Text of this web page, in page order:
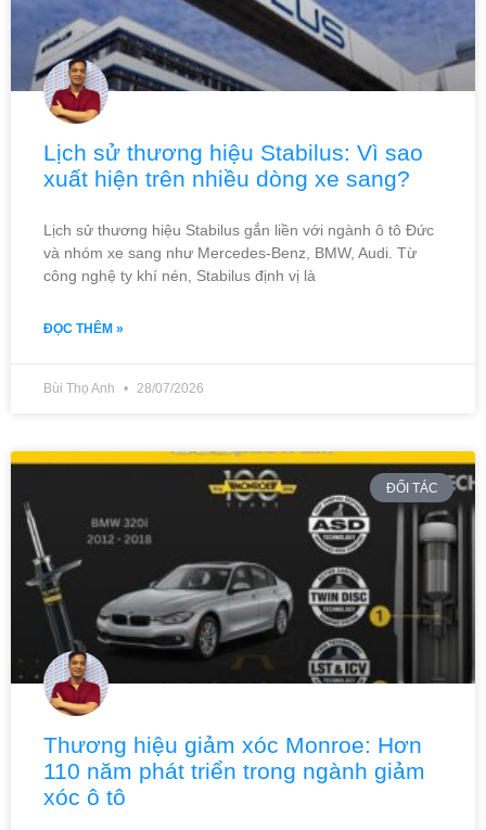
Lịch sử thương hiệu Stabilus: Vì sao
xuất hiện trên nhiều dòng xe sang?
Lịch sử thương hiệu Stabilus gắn liền với ngành ô tô Đức
và nhóm xe sang như Mercedes-Benz, BMW, Audi. Từ
công nghệ ty khí nén, Stabilus định vị là
ĐỌC THÊM »
Bùi Thọ Anh 28/07/2026
ĐỐI TÁC
Thương hiệu giảm xóc Monroe: Hơn
110 năm phát triển trong ngành giảm
xóc ô tô